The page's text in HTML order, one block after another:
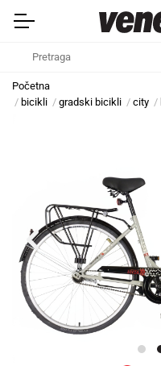
Početna
bicikli
gradski bicikli city